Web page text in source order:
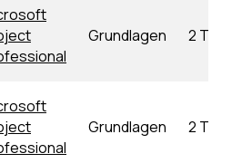
Grundlagen 2 Tage
Grundlagen 2 Tage